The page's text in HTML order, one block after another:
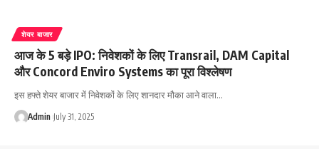
शेयर बाजार
आज के 5 बड़े IPO: निवेशकों के लिए Transrail, DAM Capital
और Concord Enviro Systems का पूरा विश्लेषण
इस हफ्ते शेयर बाजार में निवेशकों के लिए शानदार मौका आने वाला…
Admin July 31, 2025